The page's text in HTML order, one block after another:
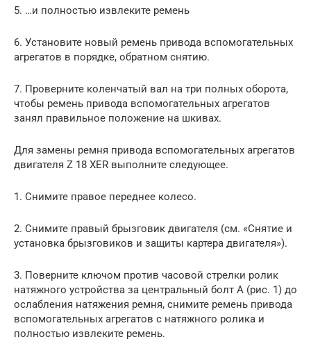
5. …и полностью извлеките ремень
6. Установите новый ремень привода вспомогательных
агрегатов в порядке, обратном снятию.
7. Проверните коленчатый вал на три полных оборота,
чтобы ремень привода вспомогательных агрегатов
занял правильное положение на шкивах.
Для замены ремня привода вспомогательных агрегатов
двигателя Z 18 XER выполните следующее.
1. Снимите правое переднее колесо.
2. Снимите правый брызговик двигателя (см. «Снятие и
установка брызговиков и защиты картера двигателя»).
3. Поверните ключом против часовой стрелки ролик
натяжного устройства за центральный болт А (рис. 1) до
ослабления натяжения ремня, снимите ремень привода
вспомогательных агрегатов с натяжного ролика и
полностью извлеките ремень.